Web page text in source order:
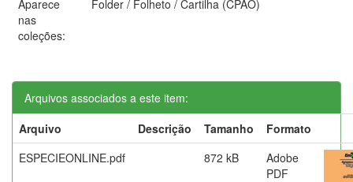
Aparece
nas
coleções:
Folder / Folheto / Cartilha (CPAO)
Arquivos associados a este item:
Arquivo
Descrição Tamanho
Formato
ESPECIEONLINE.pdf
872 kB
Adobe
PDF